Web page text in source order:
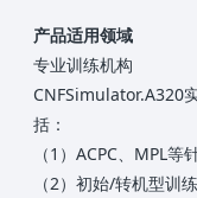
产品适用领域
专业训练机构
CNFSimulator.A320
括：
（1）ACPC、MPL等
（2）初始/转机型训练